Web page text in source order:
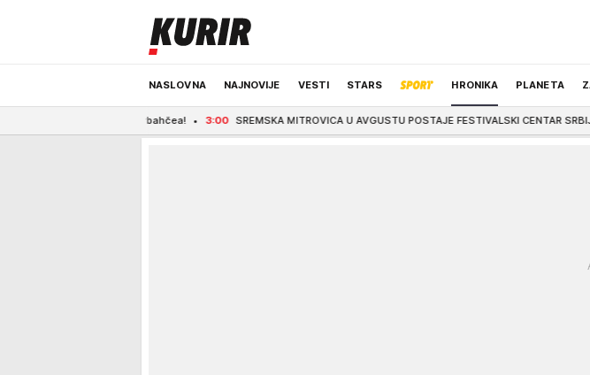
NASLOVNA NAJNOVIJE VESTI STARS HRONIKA PLANETA
ODRŽIVA BUDUĆNOST REGION NEWS IZBOR UREDNIKA
3:00 SREMSKA MITROVICA U AVGUSTU POSTAJE FESTIVALSKI CENTAR SRBIJE: Četiri